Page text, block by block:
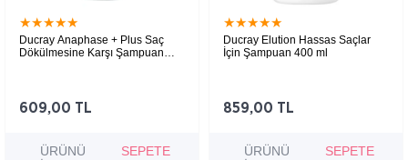
★★★★★
Ducray Anaphase + Plus Saç
Dökülmesine Karşı Şampuan
609,00 TL
ÜRÜNÜ
SEPETE
★★★★★
Ducray Elution Hassas Saçlar
İçin Şampuan 400 ml
859,00 TL
ÜRÜNÜ
SEPETE